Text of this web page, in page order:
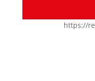
https://